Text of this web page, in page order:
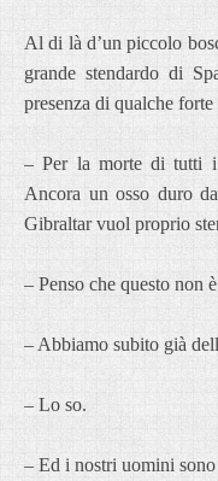
Al di là d’un piccolo
grande stendardo di
presenza di qualche
– Per la morte di tutti
Ancora un osso duro
Gibraltar vuol proprio
– Penso che questo non
– Abbiamo subito già
– Lo so.
– Ed i nostri uomini